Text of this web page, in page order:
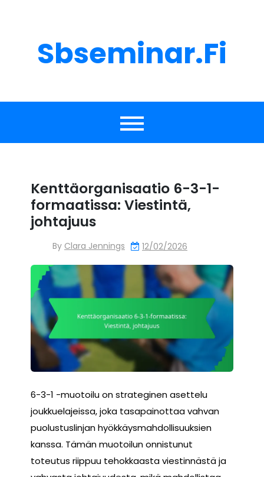
Sbseminar.fi
Kenttäorganisaatio 6-3-1-
formaatissa: Viestintä,
johtajuus
By Clara Jennings 12/02/2026
6-3-1 -muotoilu on strateginen asettelu
joukkuelajeissa, joka tasapainottaa vahvan
puolustuslinjan hyökkäysmahdollisuuksien
kanssa. Tämän muotoilun onnistunut
toteutus riippuu tehokkaasta viestinnästä ja